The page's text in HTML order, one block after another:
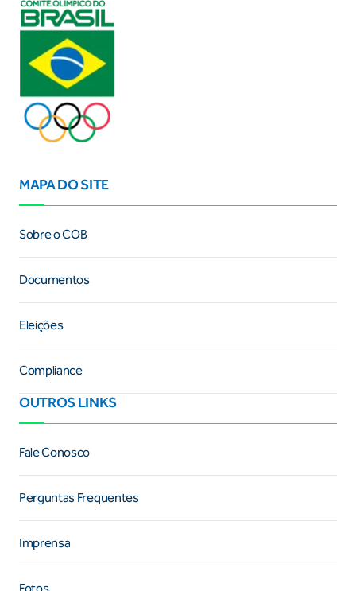
MAPA DO SITE
Sobre o COB
Documentos
Eleições
Compliance
OUTROS LINKS
Fale Conosco
Perguntas Frequentes
Imprensa
Fotos